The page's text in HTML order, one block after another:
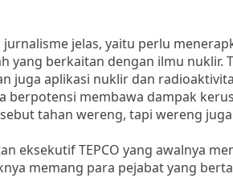
jelas, yaitu perlu
berkaitan dengan ilmu nuklir.
juga aplikasi nuklir dan
membawa dampak
tahan wereng, tapi wereng
eksekutif TEPCO yang awalnya
memang para pejabat yang